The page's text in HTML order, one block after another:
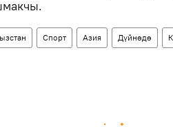
Спорт Азия Дүйнөдө